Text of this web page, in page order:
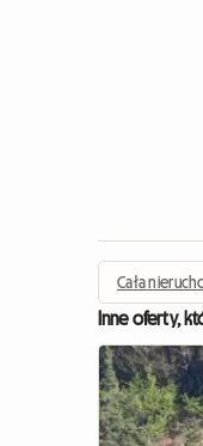
Cała
Inne oferty,